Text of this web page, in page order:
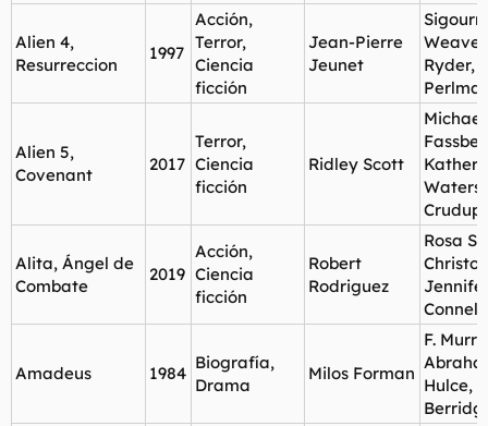
Alien 4,
Resurreccion
1997
Acción,
Terror,
Ciencia
ficción
Jean-Pierre
Jeunet
Ryder,
Alien 5,
Covenant
2017
Terror,
Ciencia
ficción
Ridley Scott
Michael
Crudup
Alita, Ángel de
Combate
2019
Acción,
Ciencia
ficción
Robert
Rodriguez
Rosa
Amadeus 1984
Biografía,
Drama
Milos Forman
F.
Hulce,